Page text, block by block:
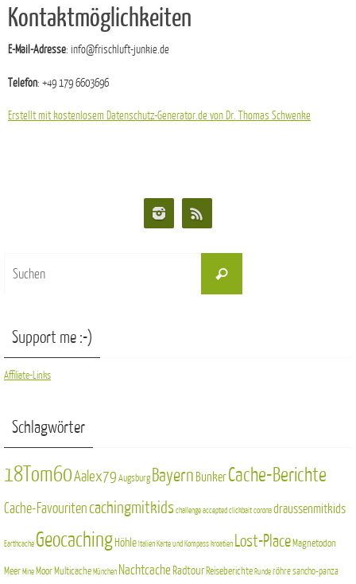
Kontaktmöglichkeiten
E-Mail-Adresse: info@frischluft-junkie.de
Telefon: +49 179 6603696
Erstellt mit kostenlosem Datenschutz-Generator.de von Dr. Thomas Schwenke
Suchen
Support me :-)
Affiliate-Links
Schlagwörter
18Tom60Aalex79 Augsburg Bayern BunkerCache-Berichte
Cache-Favouritencachingmitkidschallenge acceptedclickbaitcoronadraussenmitkids
Earthcache GeocachingHöhle Italien Karte und Kompass kroatien Lost-Place Magnetodon
Meer Mine Moor Multicache München NachtcacheRadtour Reiseberichte Runderöhresancho-panza